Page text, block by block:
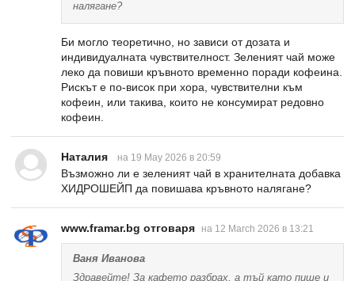
налягане?
Би могло теоретично, но зависи от дозата и
индивидуалната чувствителност. Зеленият чай може
леко да повиши кръвното временно поради кофеина.
Рискът е по-висок при хора, чувствителни към
кофеин, или такива, които не консумират редовно
кофеин.
Наталия на 19 May 2026 в 20:59
Възможно ли е зеленият чай в хранителната добавка
ХИДРОШЕЙП да повишава кръвното налягане?
www.framar.bg отговаря на 12 March 2026 в 13:21
Ваня Иванова
Здравейте! За кафето разбрах, а тъй като пише и